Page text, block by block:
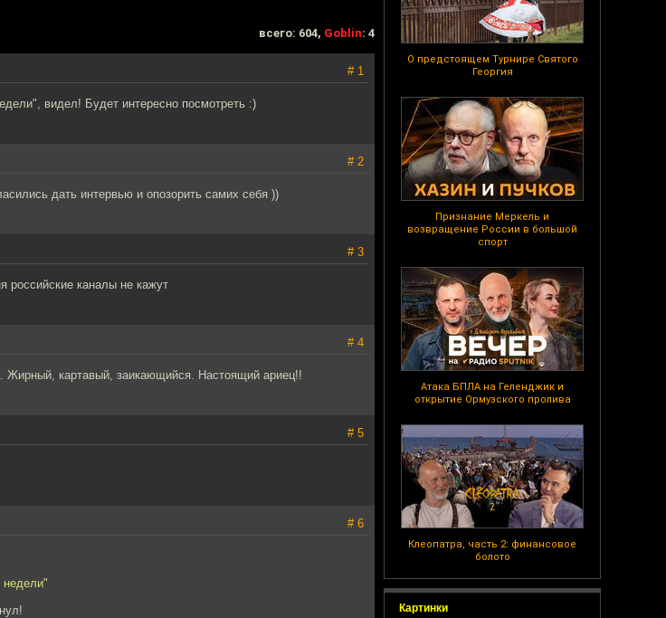
О предстоящем Турнире Святого
Георгия
Признание Меркель и
возвращение России в большой
спорт
Атака БПЛА на Геленджик и
открытие Ормузского пролива
Клеопатра, часть 2: финансовое
болото
Картинки
всего: 604, Goblin: 4
# 1
видел! Будет интересно посмотреть :)
# 2
дать интервью и опозорить самих себя ))
# 3
российские каналы не кажут
# 4
Жирный, картавый, заикающийся. Настоящий ариец!!
# 5
# 6